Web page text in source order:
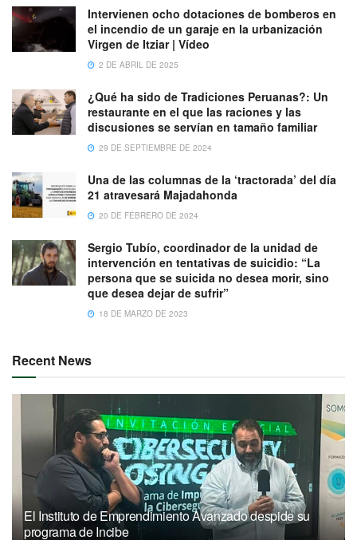
Intervienen ocho dotaciones de bomberos en
el incendio de un garaje en la urbanización
Virgen de Itziar | Vídeo
2 DE ABRIL DE 2025
¿Qué ha sido de Tradiciones Peruanas?: Un
restaurante en el que las raciones y las
discusiones se servían en tamaño familiar
29 DE SEPTIEMBRE DE 2024
Una de las columnas de la ‘tractorada’ del día
21 atravesará Majadahonda
20 DE FEBRERO DE 2024
Sergio Tubío, coordinador de la unidad de
intervención en tentativas de suicidio: “La
persona que se suicida no desea morir, sino
que desea dejar de sufrir”
18 DE MARZO DE 2023
Recent News
El Instituto de Emprendimiento Avanzado despide su
programa de Incibe